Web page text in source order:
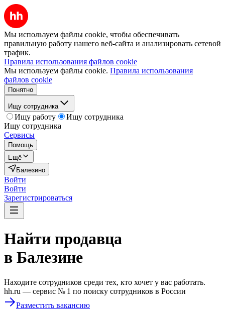
Мы используем файлы cookie, чтобы обеспечивать
правильную работу нашего веб-сайта и анализировать сетевой
трафик.
Правила использования файлов cookie
Мы используем файлы cookie. Правила использования
файлов cookie
Понятно
Ищу сотрудника
Ищу работу
Ищу сотрудника
Ищу сотрудника
Сервисы
Помощь
Ещё
Балезино
Войти
Войти
Зарегистрироваться
Найти продавца
в Балезине
Находите сотрудников среди тех, кто хочет у вас работать.
hh.ru — сервис № 1 по поиску сотрудников в России
Разместить вакансию